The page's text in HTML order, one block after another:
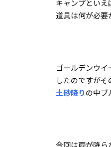
キャンプといえ
道具は何が必要
ゴールデンウ
したのですが
土砂降りの中ブ
今回は雨が降ら